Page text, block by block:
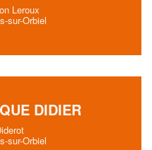
Leroux
sur-Orbiel
DIDIER
sur-Orbiel